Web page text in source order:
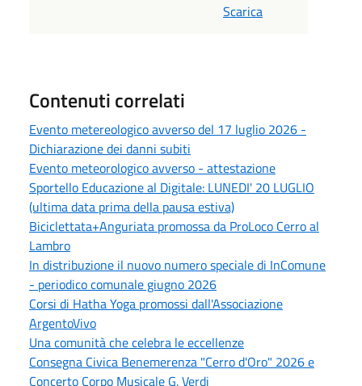
Scarica
Contenuti correlati
Evento metereologico avverso del 17 luglio 2026 -
Dichiarazione dei danni subiti
Evento meteorologico avverso - attestazione
Sportello Educazione al Digitale: LUNEDI' 20 LUGLIO
(ultima data prima della pausa estiva)
Biciclettata+Anguriata promossa da ProLoco Cerro al
Lambro
In distribuzione il nuovo numero speciale di InComune
- periodico comunale giugno 2026
Corsi di Hatha Yoga promossi dall'Associazione
ArgentoVivo
Una comunità che celebra le eccellenze
Consegna Civica Benemerenza "Cerro d'Oro" 2026 e
Concerto Corpo Musicale G. Verdi